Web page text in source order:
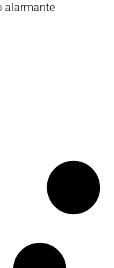
alarmante